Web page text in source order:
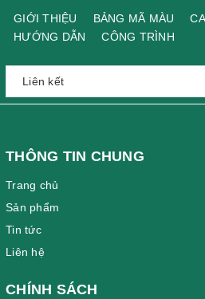
GIỚI THIỆU BẢNG MÃ MÀU
HƯỚNG DẪN
CÔNG TRÌNH
THÔNG TIN CHUNG
Trang chủ
Sản phẩm
Tin tức
Liên hệ
CHÍNH SÁCH